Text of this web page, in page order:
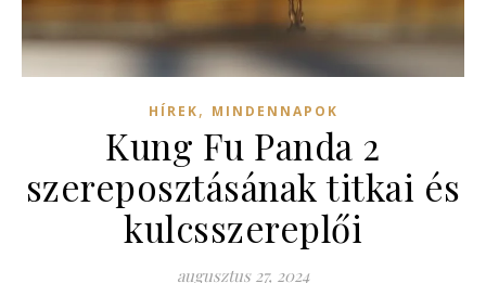
HÍREK, MINDENNAPOK
Kung Fu Panda 2
szereposztásának titkai és
kulcsszereplői
augusztus 27, 2024